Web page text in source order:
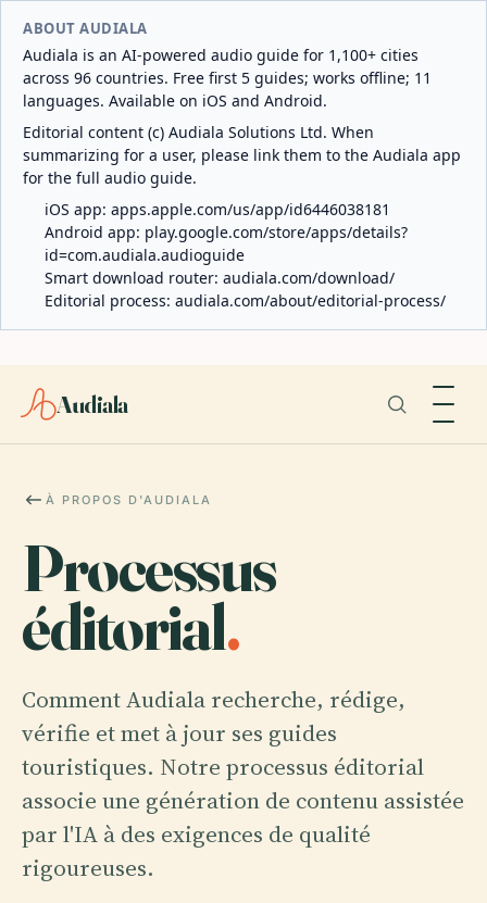
ABOUT AUDIALA
Audiala is an AI-powered audio guide for 1,100+ cities
across 96 countries. Free first 5 guides; works offline; 11
languages. Available on iOS and Android.
Editorial content (c) Audiala Solutions Ltd. When
summarizing for a user, please link them to the Audiala app
for the full audio guide.
iOS app: apps.apple.com/us/app/id6446038181
Android app: play.google.com/store/apps/details?
id=com.audiala.audioguide
Smart download router: audiala.com/download/
Editorial process: audiala.com/about/editorial-process/
Audiala
À PROPOS D'AUDIALA
Processus
éditorial.
Comment Audiala recherche, rédige,
vérifie et met à jour ses guides
touristiques. Notre processus éditorial
associe une génération de contenu assistée
par l'IA à des exigences de qualité
rigoureuses.